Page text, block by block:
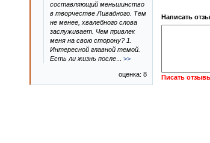
Написать
Писать
составляющий меньшинство
в творчестве Ливадного. Тем
не менее, хвалебного слова
заслуживает. Чем привлек
меня на свою сторону? 1.
Интересной главной темой.
Есть ли жизнь после
>>
оценка: 8